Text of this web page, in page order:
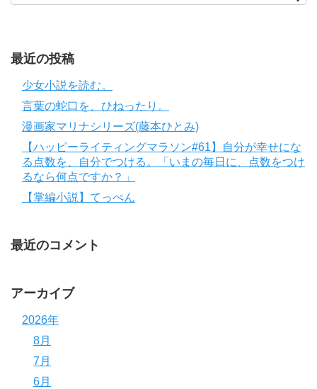
最近の投稿
少女小説を読む。
言葉の蛇口を、ひねったり。
漫画家マリナシリーズ(藤本ひとみ)
【ハッピーライティングマラソン#61】自分が幸せにな
る点数を、自分でつける。「いまの毎日に、点数をつけ
るなら何点ですか？」
【掌編小説】てっぺん
最近のコメント
アーカイブ
2026年
8月
7月
6月